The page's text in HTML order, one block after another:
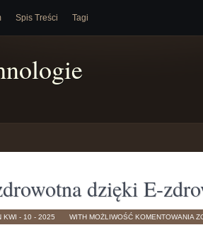
Spis Treści Tagi
dzięki E-
KWI - 10 - 2025 WITH MOŻLIWOŚĆ KOMENTOWANIA